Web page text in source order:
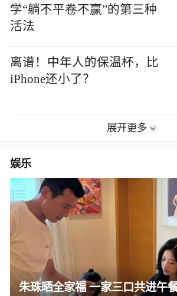
学“躺不平卷不赢”的第三种
活法
离谱！中年人的保温杯，比
iPhone还小了？
展开更多
娱乐
朱珠晒全家福 一家三口共进午